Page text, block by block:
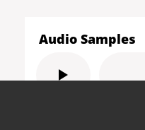
Audio Samples
“Sagging” der